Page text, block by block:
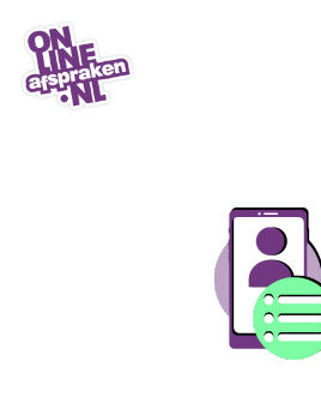
Naar
hoofdinhoud
Image